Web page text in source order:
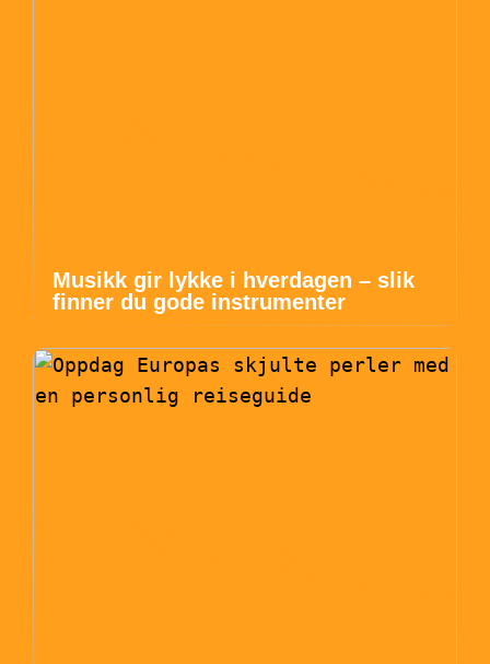
Musikk gir lykke i hverdagen – slik
finner du gode instrumenter